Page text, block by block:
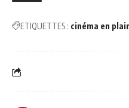
ETIQUETTES : cinéma en